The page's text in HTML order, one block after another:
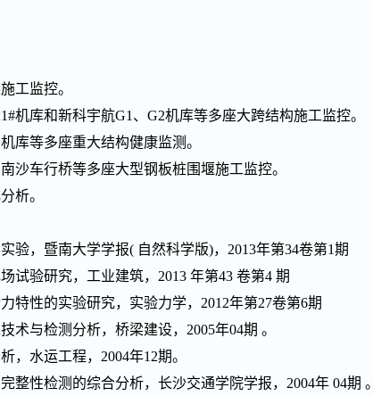
工监控。
机库和新科宇航G1、G2机库等多座大跨结构施工监控。
库等多座重大结构健康监测。
沙车行桥等多座大型钢板桩围堰施工监控。
析。
验，暨南大学学报( 自然科学版)，2013年第34卷第1期
试验研究，工业建筑，2013 年第43 卷第4 期
特性的实验研究，实验力学，2012年第27卷第6期
术与检测分析，桥梁建设，2005年04期 。
，水运工程，2004年12期。
整性检测的综合分析，长沙交通学院学报，2004年 04期 。